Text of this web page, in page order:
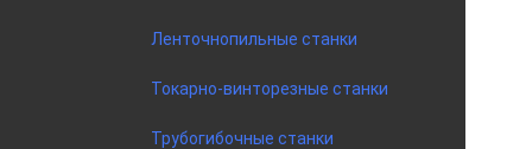
Ленточнопильные станки
Токарно-винторезные станки
Трубогибочные станки